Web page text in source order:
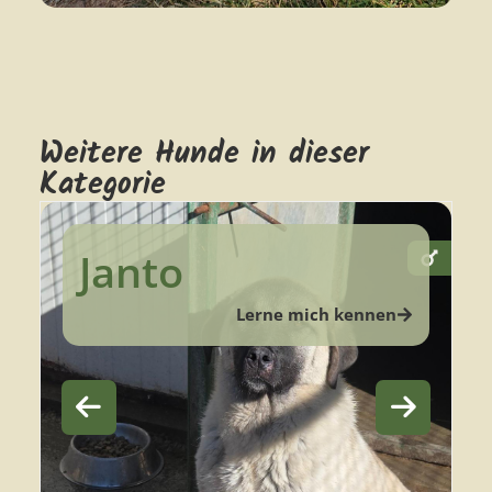
Weitere Hunde in dieser
Kategorie
Janto
Lerne mich kennen